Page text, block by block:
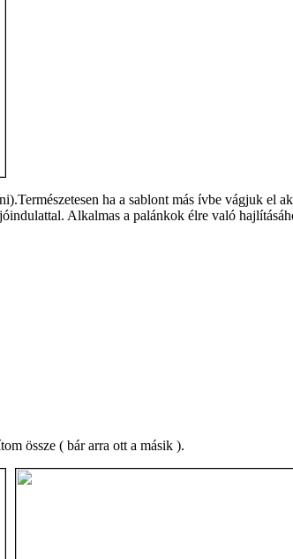
ha a sablont más ívbe vágjuk el
Alkalmas a palánkok élre való
össze ( bár arra ott a másik ).